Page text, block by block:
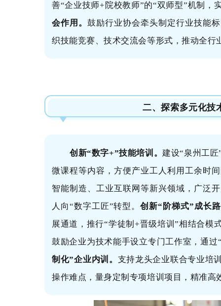
善“企业技师+院校教师”的“双师型”机制，
会作用。 鼓励行业协会牵头制定行业技能
织技能竞赛、技术交流会等形式，推动全行
二、探索多元化技
创新“数字+”技能培训。建设“泉州工
微课程等内容，方便产业工人利用工余时
智能制造、工业互联网等新兴领域，广泛
人向“数字工匠”转型。创新“阶梯式”成长
展通道，推行“学徒制+晋级培训”相结合模
鼓励企业为技术能手设立专门工作室，通
制化”企业内训。 支持龙头企业联合专业培
操作难点，量身定制专项培训项目，精准高